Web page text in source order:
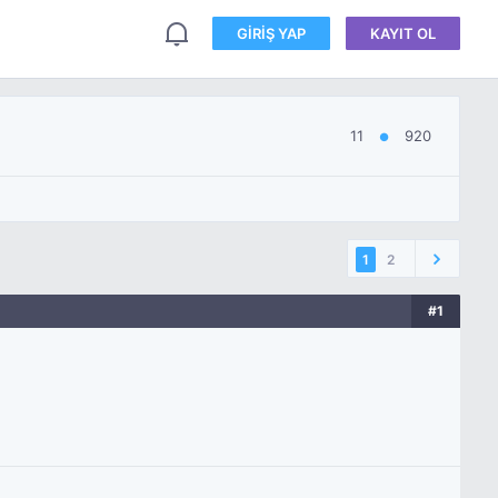
GIRIŞ YAP KAYIT OL
11 ● 920
1 2
#1